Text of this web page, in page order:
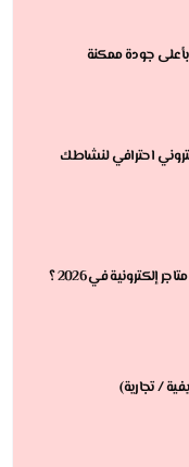
جودة ممكنة
احترافي لنشاطك
في 2026 ؟
/ تجارية)